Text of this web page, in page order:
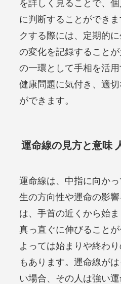
を詳しく見ることで、
に判断することができ
クする際には、定期的
の変化を記録すること
の一環として手相を活
健康問題に気付き、適
ができます。
運命線の見方と意味
運命線は、中指に向か
生の方向性や運命の影
は、手首の近くから始
真っ直ぐに伸びること
よっては始まりや終わ
もあります。運命線が
い場合、その人は強い